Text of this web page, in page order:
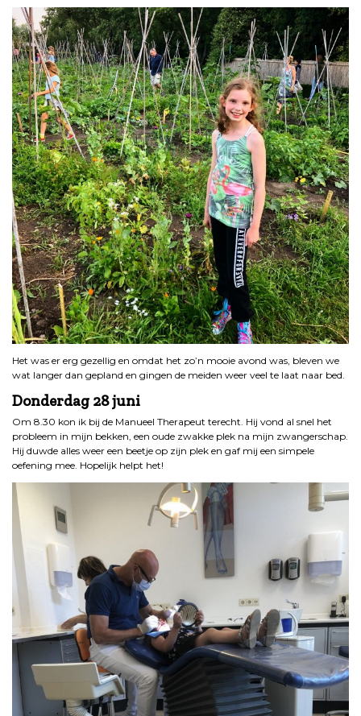
Het was er erg gezellig en omdat het zo’n mooie avond was, bleven we
wat langer dan gepland en gingen de meiden weer veel te laat naar bed.
Donderdag 28juni
Om 8.30 kon ik bij de Manueel Therapeut terecht. Hij vond al snel het
probleem in mijn bekken, een oude zwakke plek na mijn zwangerschap.
Hij duwde alles weer een beetje op zijn plek en gaf mij een simpele
oefening mee. Hopelijk helpt het!